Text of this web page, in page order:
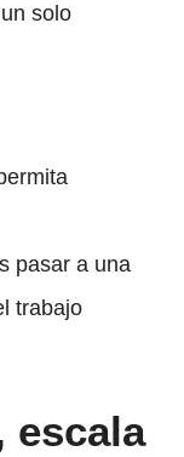
solo
pasar a una
trabajo
escala